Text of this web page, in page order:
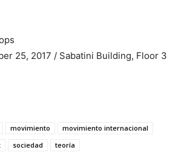
25, 2017 / Sabatini Building, Floor 3
movimiento
movimiento internacional
sociedad teoría